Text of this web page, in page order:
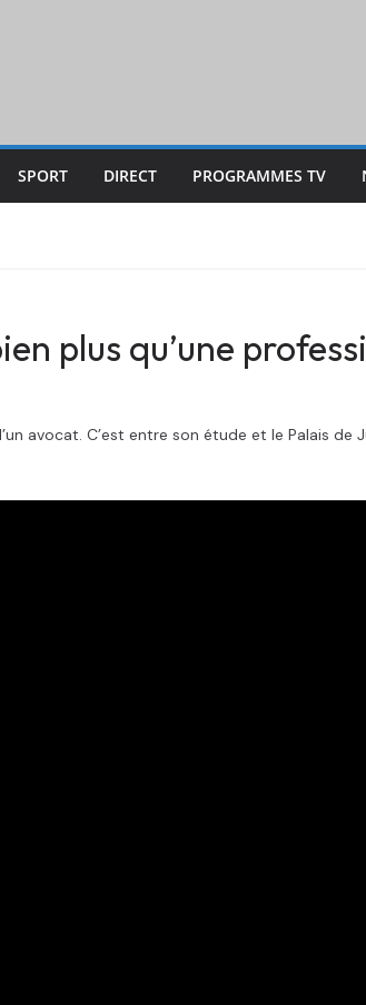
SPORT DIRECT PROGRAMMES TV
plus qu’une
avocat. C’est entre son étude et le Palais